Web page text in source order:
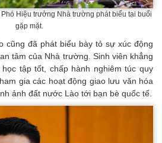
Phó Hiệu trưởng Nhà trường phát biểu tại buổi
gặp mặt.
cũng đã phát biểu bày tỏ sự xúc động
tâm của Nhà trường. Sinh viên khẳng
tập tốt, chấp hành nghiêm túc quy
gia các hoạt động giao lưu văn hóa
ảnh đất nước Lào tới bạn bè quốc tế.